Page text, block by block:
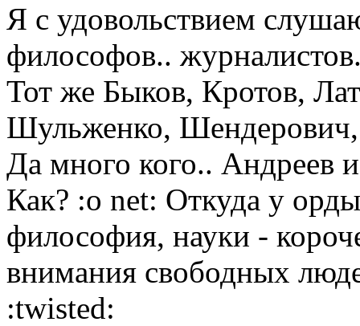
Я с удовольствием
философов..
Тот же Быков, Кротов,
Шульженко,
Да много кого.. Андреев
Как? :o net: Откуда у
философия, науки -
внимания свободных
:twisted: